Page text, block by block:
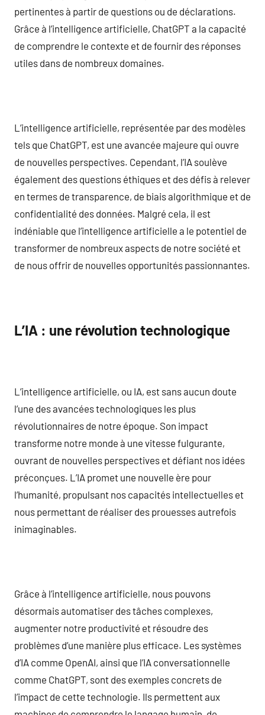
pertinentes à partir de questions ou de déclarations.
Grâce à l’intelligence artificielle, ChatGPT a la capacité
de comprendre le contexte et de fournir des réponses
utiles dans de nombreux domaines.
L’intelligence artificielle, représentée par des modèles
tels que ChatGPT, est une avancée majeure qui ouvre
de nouvelles perspectives. Cependant, l’IA soulève
également des questions éthiques et des défis à relever
en termes de transparence, de biais algorithmique et de
confidentialité des données. Malgré cela, il est
indéniable que l’intelligence artificielle a le potentiel de
transformer de nombreux aspects de notre société et
de nous offrir de nouvelles opportunités passionnantes.
L’IA : une révolution technologique
L’intelligence artificielle, ou IA, est sans aucun doute
l’une des avancées technologiques les plus
révolutionnaires de notre époque. Son impact
transforme notre monde à une vitesse fulgurante,
ouvrant de nouvelles perspectives et défiant nos idées
préconçues. L’IA promet une nouvelle ère pour
l’humanité, propulsant nos capacités intellectuelles et
nous permettant de réaliser des prouesses autrefois
inimaginables.
Grâce à l’intelligence artificielle, nous pouvons
désormais automatiser des tâches complexes,
augmenter notre productivité et résoudre des
problèmes d’une manière plus efficace. Les systèmes
d’IA comme OpenAI, ainsi que l’IA conversationnelle
comme ChatGPT, sont des exemples concrets de
l’impact de cette technologie. Ils permettent aux